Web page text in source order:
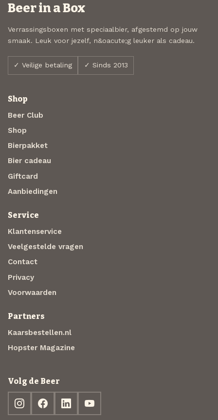
Beer in a Box
Verrassingsboxen met speciaalbier, afgestemd op jouw
smaak. Leuk voor jezelf, n&oacute;g leuker als cadeau.
✓ Veilige betaling ✓ Sinds 2013
Shop
Beer Club
Shop
Bierpakket
Bier cadeau
Giftcard
Aanbiedingen
Service
Klantenservice
Veelgestelde vragen
Contact
Privacy
Voorwaarden
Partners
Kaarsbestellen.nl
Hopster Magazine
Volg de Beer